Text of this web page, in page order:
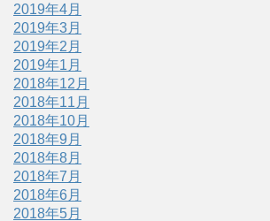
2019年4月
2019年3月
2019年2月
2019年1月
2018年12月
2018年11月
2018年10月
2018年9月
2018年8月
2018年7月
2018年6月
2018年5月